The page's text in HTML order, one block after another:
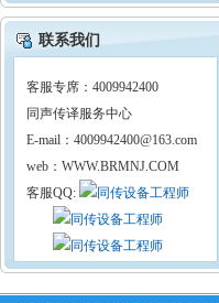
联系我们
客服专席：4009942400
同声传译服务中心
E-mail：4009942400@163.com
web：WWW.BRMNJ.COM
客服QQ: